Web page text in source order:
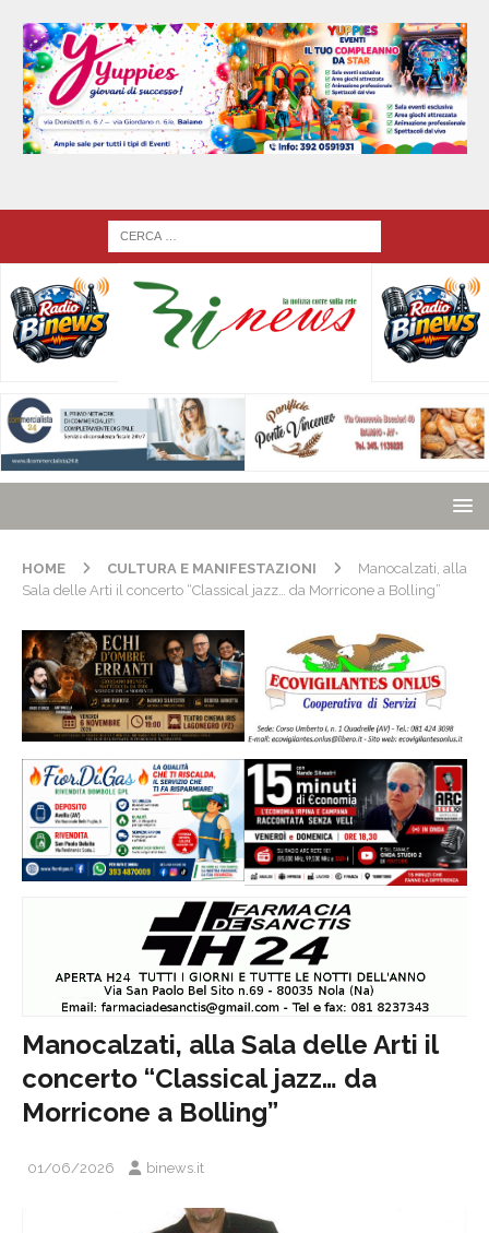
HOME CULTURA E MANIFESTAZIONI
Manocalzati, alla
Sala delle Arti il concerto “Classical jazz… da Morricone a Bolling”
Manocalzati, alla Sala delle Arti il
concerto “Classical jazz… da
Morricone a Bolling”
01/06/2026 binews.it